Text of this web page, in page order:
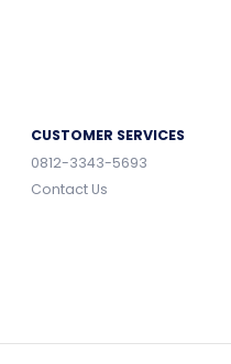
CUSTOMER SERVICES
0812-3343-5693
Contact Us